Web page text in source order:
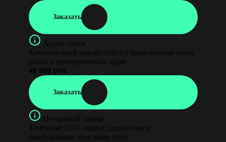
Заказать
Аудит сайта
Комплексный анализ сайта с выявлением точек
роста и приоритетных задач
40 000 руб.
Заказать
Почасовой тариф
Точечные SEO-задачи, доработки и
консультации под ваши цели